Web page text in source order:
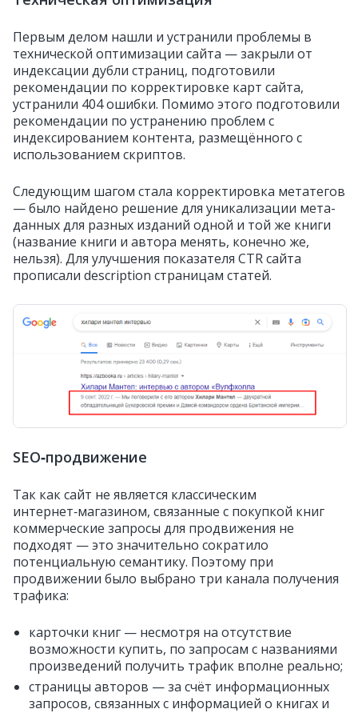
Первым делом нашли и устранили проблемы в
технической оптимизации сайта — закрыли от
индексации дубли страниц, подготовили
рекомендации по корректировке карт сайта,
устранили 404 ошибки. Помимо этого подготовили
рекомендации по устранению проблем с
индексированием контента, размещённого с
использованием скриптов.
Следующим шагом стала корректировка метатегов
— было найдено решение для уникализации мета-
данных для разных изданий одной и той же книги
(название книги и автора менять, конечно же,
нельзя). Для улучшения показателя CTR сайта
прописали description страницам статей.
SEO‑продвижение
Так как сайт не является классическим
интернет‑магазином, связанные с покупкой книг
коммерческие запросы для продвижения не
подходят — это значительно сократило
потенциальную семантику. Поэтому при
продвижении было выбрано три канала получения
трафика:
карточки книг — несмотря на отсутствие
возможности купить, по запросам с названиями
произведений получить трафик вполне реально;
страницы авторов — за счёт информационных
запросов, связанных с информацией о книгах и